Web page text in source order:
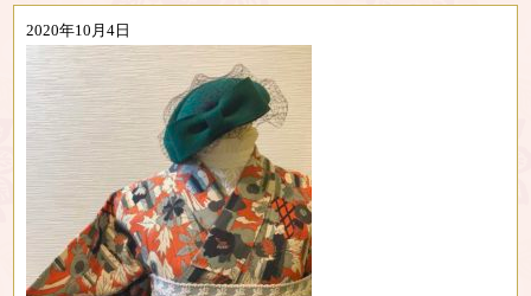
2020年10月4日